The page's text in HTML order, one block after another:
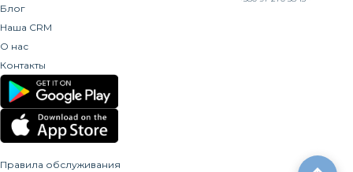
Блог
Наша CRM
О нас
Контакты
Правила обслуживания